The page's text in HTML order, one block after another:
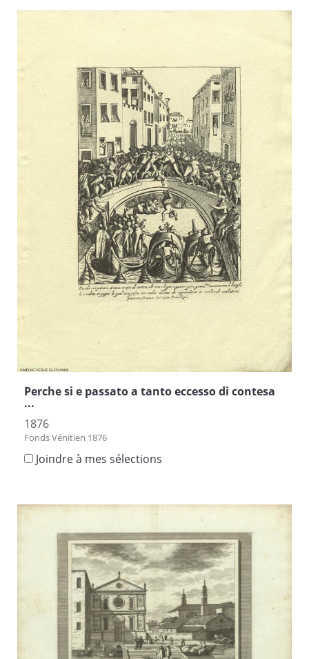
Perche si e passato a tanto eccesso di contesa
...
1876
Fonds Vénitien 1876
Joindre à mes sélections